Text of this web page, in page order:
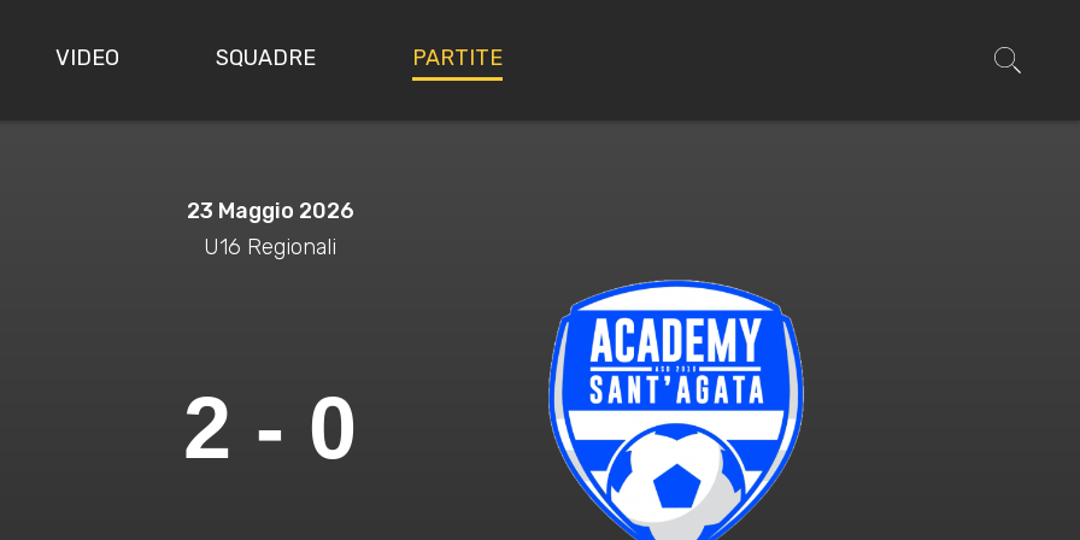
VIDEO SQUADRE PARTITE
23 Maggio 2026
U16 Regionali
2 - 0